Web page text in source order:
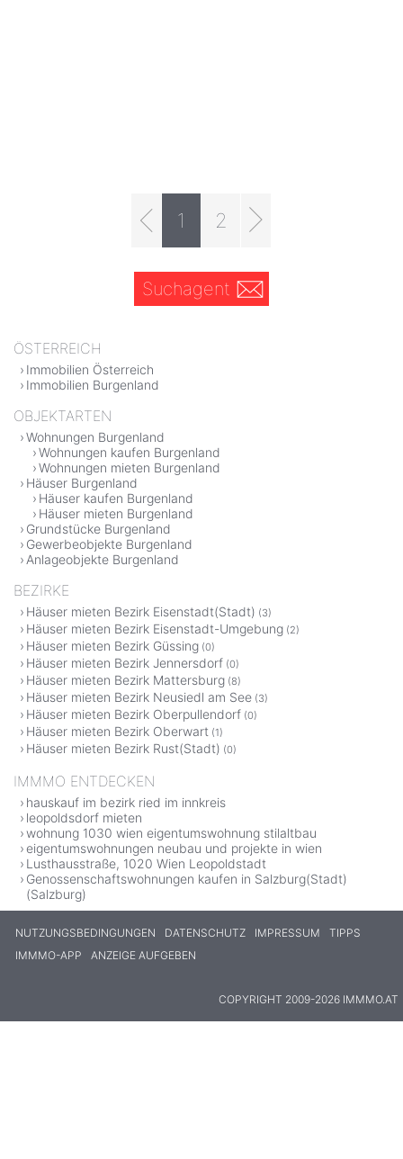
1 2
Suchagent
ÖSTERREICH
Immobilien Österreich
Immobilien Burgenland
OBJEKTARTEN
Wohnungen Burgenland
Wohnungen kaufen Burgenland
Wohnungen mieten Burgenland
Häuser Burgenland
Häuser kaufen Burgenland
Häuser mieten Burgenland
Grundstücke Burgenland
Gewerbeobjekte Burgenland
Anlageobjekte Burgenland
BEZIRKE
Häuser mieten Bezirk Eisenstadt(Stadt) (3)
Häuser mieten Bezirk Eisenstadt-Umgebung (2)
Häuser mieten Bezirk Güssing (0)
Häuser mieten Bezirk Jennersdorf (0)
Häuser mieten Bezirk Mattersburg (8)
Häuser mieten Bezirk Neusiedl am See (3)
Häuser mieten Bezirk Oberpullendorf (0)
Häuser mieten Bezirk Oberwart (1)
Häuser mieten Bezirk Rust(Stadt) (0)
IMMMO ENTDECKEN
hauskauf im bezirk ried im innkreis
leopoldsdorf mieten
wohnung 1030 wien eigentumswohnung stilaltbau
eigentumswohnungen neubau und projekte in wien
Lusthausstraße, 1020 Wien Leopoldstadt
Genossenschaftswohnungen kaufen in Salzburg(Stadt)
(Salzburg)
NUTZUNGSBEDINGUNGEN DATENSCHUTZ IMPRESSUM
TIPPS
IMMMO-APP
ANZEIGE AUFGEBEN
COPYRIGHT 2009-2026 IMMMO.AT